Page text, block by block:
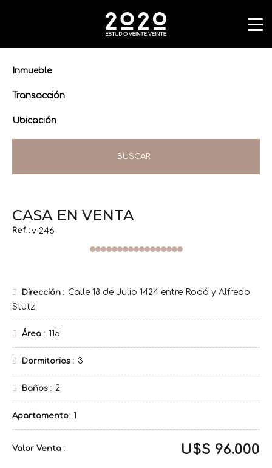
Inmueble
Transacción
Ubicación
BUSCAR
CASA EN VENTA
Ref. :v-246
Dirección
Calle 18 de Julio 1424 entre Rodó y Alfredo
Stutz.
Área 115
Dormitorios 3
Baños 2
Apartamento 1
Venta U$S 96.000